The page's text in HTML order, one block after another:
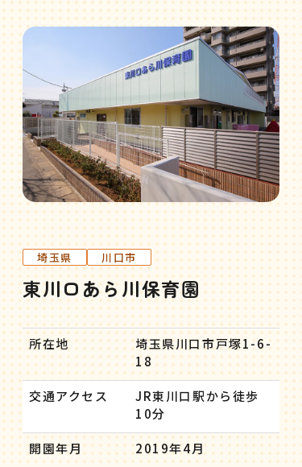
埼玉県 川口市
東川口あら川保育園
所在地
埼玉県川口市戸塚1-6-
18
交通アクセス
JR東川口駅から徒歩
10分
開園年月 2019年4月